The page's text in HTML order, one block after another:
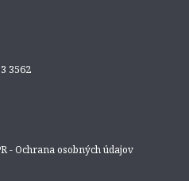
3562
- Ochrana osobných údajov